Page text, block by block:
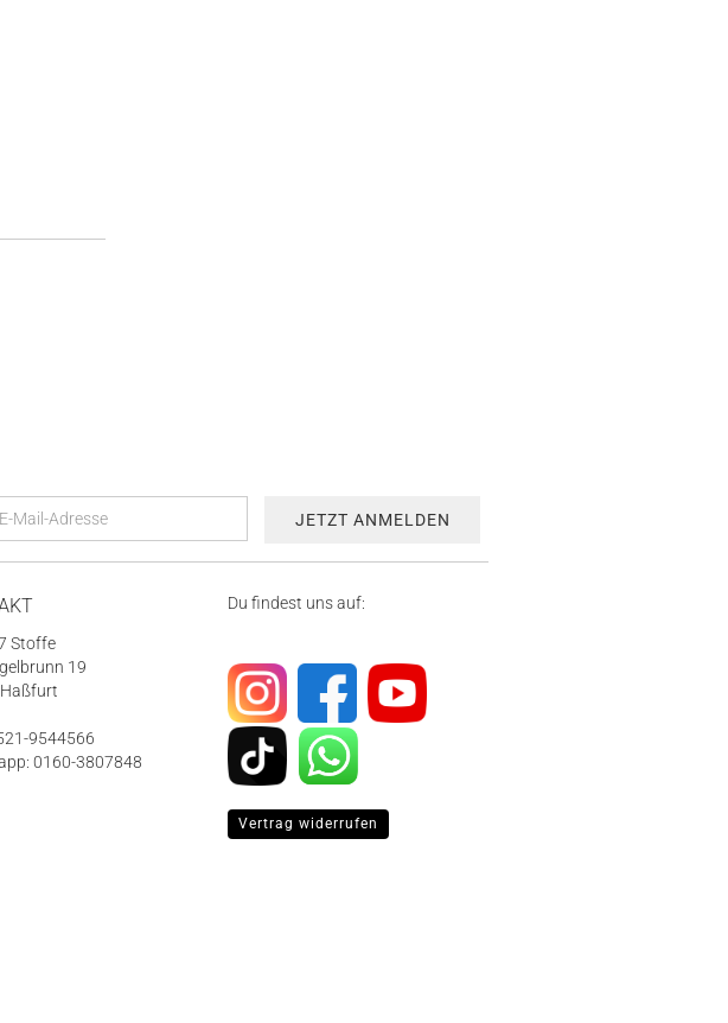
Stoffe
19
9544566
0160-3807848
Du findest uns auf:
Vertrag widerrufen